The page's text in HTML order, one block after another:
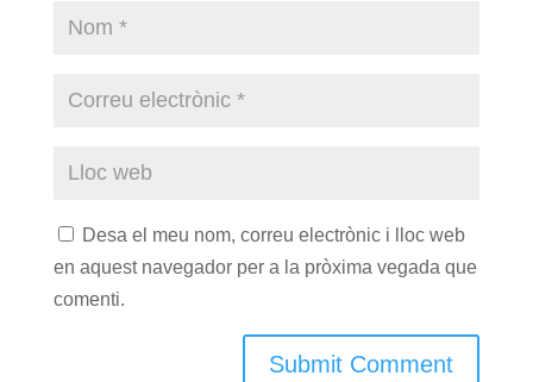
Desa el meu nom, correu electrònic i lloc web
en aquest navegador per a la pròxima vegada que
comenti.